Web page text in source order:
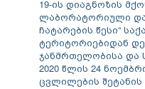
19-ის დიაგნოზის
ლაბორატორიული
ჩატარების წესი“
ტერიტორიებიდან
ჯანმრთელობისა და
2020 წლის 24
ცვლილების შეტანის